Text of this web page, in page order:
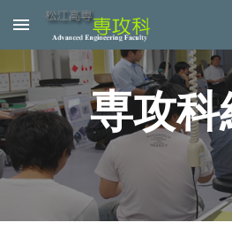
Skip to main content
専攻科